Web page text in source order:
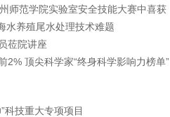
师范学院实验室安全技能大赛中喜获
水养殖尾水处理技术难题
莅院讲座
2% 顶尖科学家“终身科学影响力榜单”
科技重大专项项目